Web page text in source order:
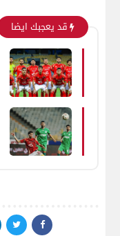
قد يعجبك ايضا